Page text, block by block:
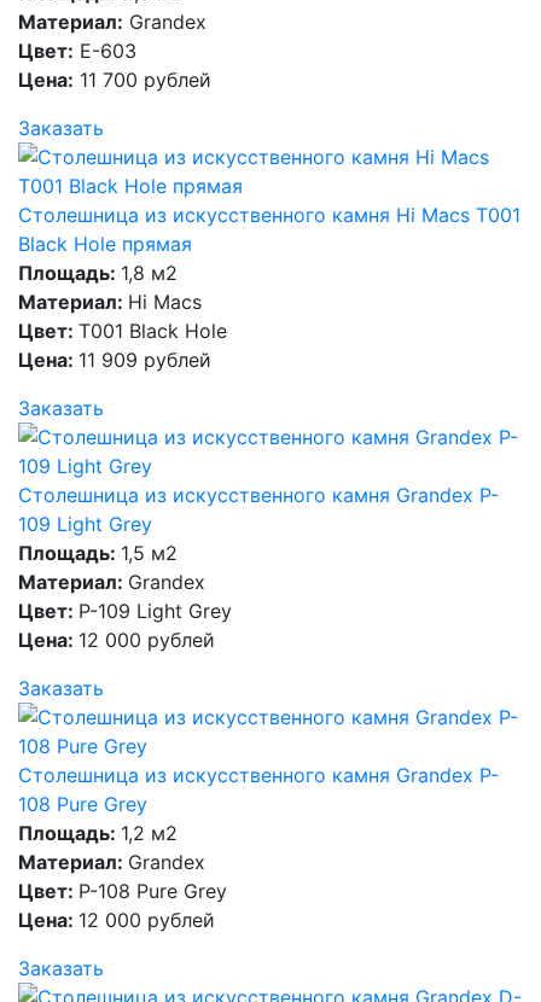
Материал: Grandex
Цвет: E-603
Цена: 11 700 рублей
Заказать
Столешница из искусственного камня Hi Macs T001
Black Hole прямая
Площадь: 1,8 м2
Материал: Hi Macs
Цвет: T001 Black Hole
Цена: 11 909 рублей
Заказать
Столешница из искусственного камня Grandex P-
109 Light Grey
Площадь: 1,5 м2
Материал: Grandex
Цвет: P-109 Light Grey
Цена: 12 000 рублей
Заказать
Столешница из искусственного камня Grandex P-
108 Pure Grey
Площадь: 1,2 м2
Материал: Grandex
Цвет: P-108 Pure Grey
Цена: 12 000 рублей
Заказать